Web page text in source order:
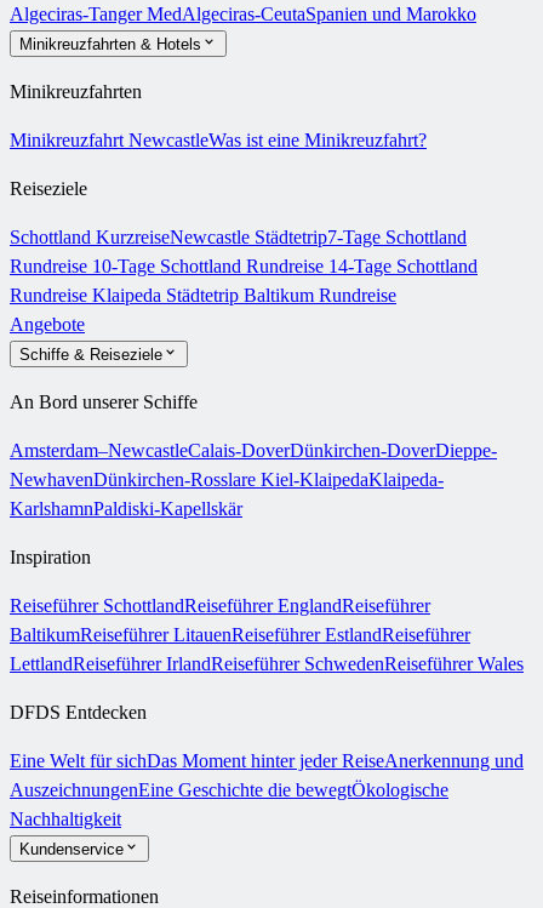
Algeciras-Tanger MedAlgeciras-CeutaSpanien und Marokko
Minikreuzfahrten & Hotels
Minikreuzfahrten
Minikreuzfahrt NewcastleWas ist eine Minikreuzfahrt?
Reiseziele
Schottland KurzreiseNewcastle Städtetrip7-Tage Schottland
Rundreise 10-Tage Schottland Rundreise 14-Tage Schottland
Rundreise Klaipeda Städtetrip Baltikum Rundreise
Angebote
Schiffe & Reiseziele
An Bord unserer Schiffe
Amsterdam–NewcastleCalais-DoverDünkirchen-DoverDieppe-
NewhavenDünkirchen-Rosslare Kiel-KlaipedaKlaipeda-
KarlshamnPaldiski-Kapellskär
Inspiration
Reiseführer SchottlandReiseführer EnglandReiseführer
BaltikumReiseführer LitauenReiseführer EstlandReiseführer
LettlandReiseführer IrlandReiseführer SchwedenReiseführer Wales
DFDS Entdecken
Eine Welt für sichDas Moment hinter jeder ReiseAnerkennung und
AuszeichnungenEine Geschichte die bewegtÖkologische
Nachhaltigkeit
Kundenservice
Reiseinformationen